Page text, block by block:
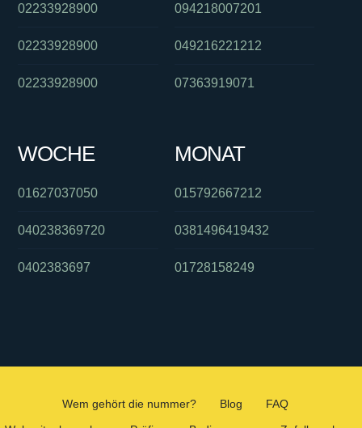
02233928900
02233928900
02233928900
094218007201
049216221212
07363919071
WOCHE
01627037050
040238369720
0402383697
MONAT
015792667212
0381496419432
01728158249
Wem gehört die nummer? Blog
FAQ